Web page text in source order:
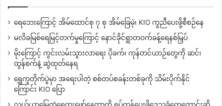
ရေဘေးကြောင့် အိမ်ထောင်စု ၇ စု အိမ်ခြေမဲ့၊ KIO ကူညီပေးဖို့စီစဉ်နေ
မလိခမြစ်ရေမြင့်တက်မှုကြောင့် နောင်ခိုင်ရွာတဝက်ခန့်ရေနစ်မြှပ်
မိုးကြောင့် ကွင်းလမ်းသွားလာရေး ပိုခက်၊ ကုန်တင်ယာဉ်တွေကို ဆင်၊
ထွန်စက်နဲ့ ဆွဲထုတ်နေရ
ရွှေကူတိုက်ပွဲမှာ အရေးပါတဲ့ စစ်တပ်စခန်းတစ်ခုကို သိမ်းပိုက်နိုင်
ကြောင်း KIO ပြော